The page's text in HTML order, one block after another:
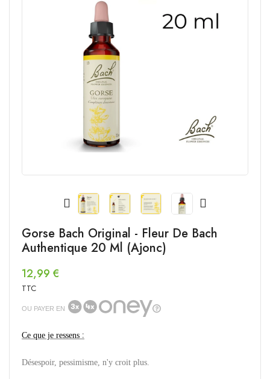
Gorse Bach Original - Fleur De Bach
Authentique 20 Ml (Ajonc)
12,99 €
TTC
OU PAYER EN
Ce que je ressens :
Désespoir, pessimisme, n'y croit plus.